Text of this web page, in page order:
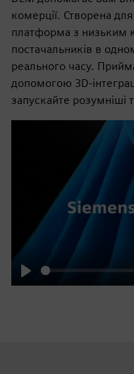
комерції. Створена
платформа з низьким
постачальників в
реального часу.
допомогою 3D-
запускайте розумніші
Play